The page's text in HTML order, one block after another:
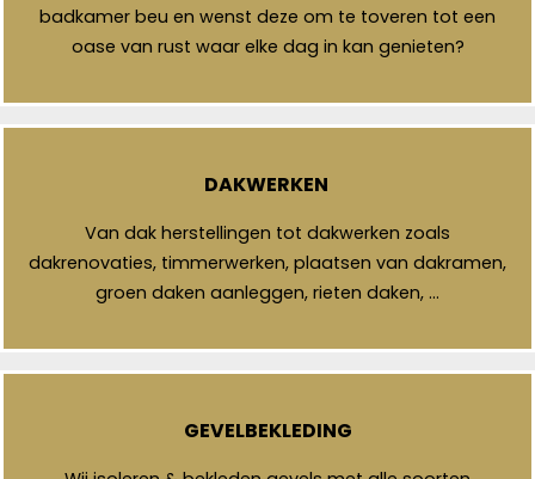
badkamer beu en wenst deze om te toveren tot een
oase van rust waar elke dag in kan genieten?
DAKWERKEN
Van dak herstellingen tot dakwerken zoals
dakrenovaties, timmerwerken, plaatsen van dakramen,
groen daken aanleggen, rieten daken, …
GEVELBEKLEDING